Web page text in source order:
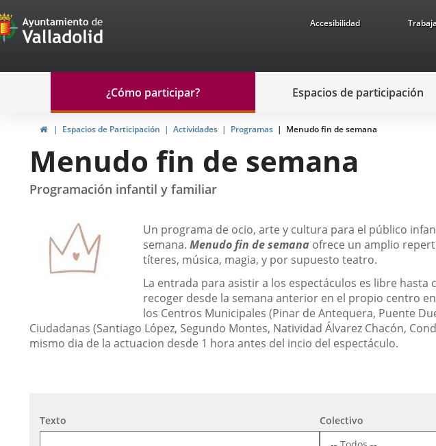
Portal
de
Participación
Accesibilidad
navegación
Participación
¿Cómo participar? Espacios de participación
InicioEspacios de Participación Actividades Programas Menudo fin de semana
Menudo fin de semana
Programación infantil y familiar
Descripción
Un programa de ocio, arte y cultura para el público
semana. Menudo fin de semana ofrece un amplio
títeres, música, magia, y por supuesto teatro.
La entrada para asistir a los espectáculos es libre
recoger desde la semana anterior en el propio centro
los Centros Municipales (Pinar de Antequera, Puente
Ciudadanas (Santiago López, Segundo Montes, Natividad Álvarez Chacón,
mismo dia de la actuacion desde 1 hora antes del incio del espectáculo.
Búsqueda
Texto Colectivo